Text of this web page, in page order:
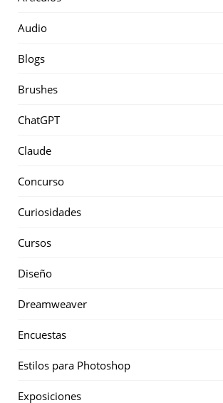
Audio
Blogs
Brushes
ChatGPT
Claude
Concurso
Curiosidades
Cursos
Diseño
Dreamweaver
Encuestas
Estilos para Photoshop
Exposiciones